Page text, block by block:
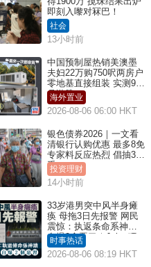
即刻入嚟对冧巴！
社会
13小时前
中国预制屋热销美澳墨
夫妇22万购750呎两房户
零地基直接组装 实测9个
月激赞
海外置业
2026-08-06 06:00 HKT
银色债券2026｜一文看
清银行认购优惠 最多8免
专家料反应热烈 倡抽30
手
投资理财
14小时前
33岁港男突中风半身瘫
痪 母拖3日先报警 网民
震惊：执返条命系神迹
自爆2个恶习｜Juicy叮
时事热话
2026-08-06 08:19 HKT